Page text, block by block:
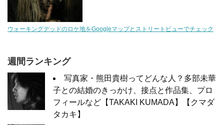
ウォーキングデッドのロケ地をGoogleマップとストリートビューでチェック
週間ランキング
写真家・熊田貴樹ってどんな人？多部未華
子との結婚のきっかけ、接点と作品集、プロ
フィールなど【TAKAKI KUMADA】【クマダ
タカキ】